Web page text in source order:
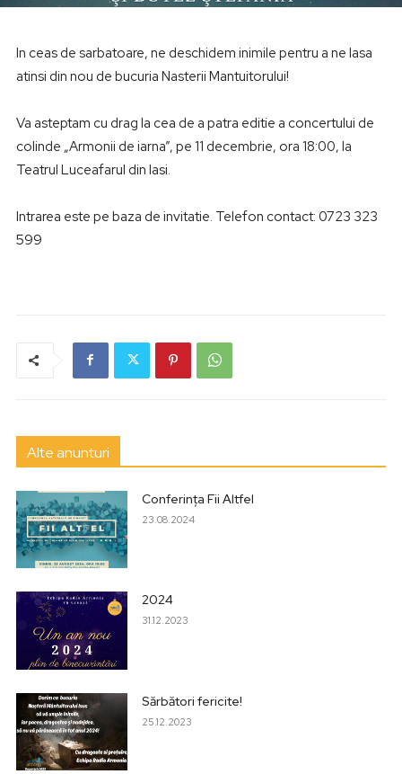
In ceas de sarbatoare, ne deschidem inimile pentru a ne lasa
atinsi din nou de bucuria Nasterii Mantuitorului!
Va asteptam cu drag la cea de a patra editie a concertului de
colinde „Armonii de iarna”, pe 11 decembrie, ora 18:00, la
Teatrul Luceafarul din Iasi.
Intrarea este pe baza de invitatie. Telefon contact: 0723 323
599
Alte anunturi
Conferința Fii Altfel
23.08.2024
2024
31.12.2023
Sărbători fericite!
25.12.2023